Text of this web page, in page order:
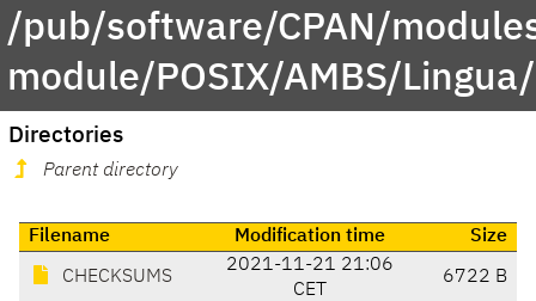
/pub/software/CPAN/
module/POSIX/AMBS/Lingua/
Directories
Parent directory
Filename Modification time Size
CHECKSUMS
2021-11-21 21:06
CET
6722 B